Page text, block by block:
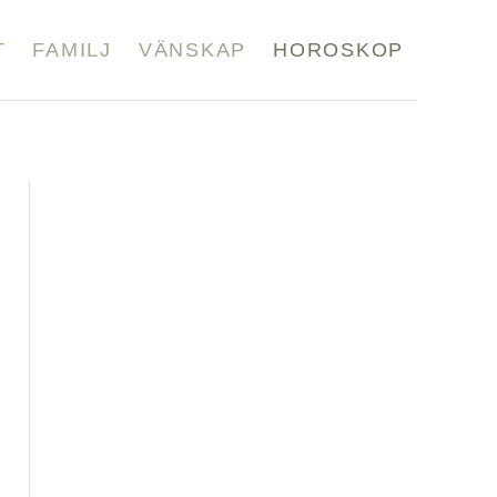
FAMILJ VÄNSKAP HOROSKOP